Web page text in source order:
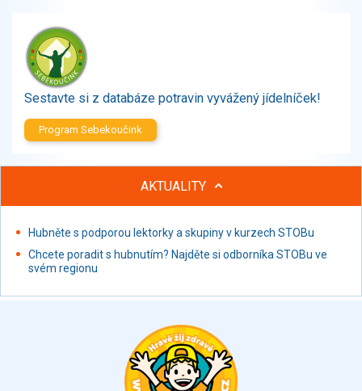
Sušené směsi
Polotovary, hotové pokrmy
Proteinové výrobky, doplňky stravy
Nápoje nealkoholické
Restaurace, jídelny, hotová jídla
Sestavte si z databáze potravin vyvážený jídelníček!
Program Sebekoučink
AKTUALITY
Hubněte s podporou lektorky a skupiny v kurzech STOBu
Chcete poradit s hubnutím? Najděte si odborníka STOBu ve
svém regionu